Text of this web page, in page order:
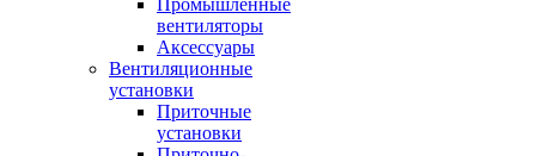
Промышленные
вентиляторы
Аксессуары
Вентиляционные
установки
Приточные
установки